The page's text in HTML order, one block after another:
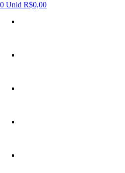
0 Unid R$0,00